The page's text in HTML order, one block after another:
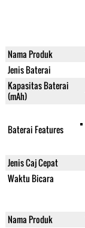
Nama Produk
Jenis Baterai
Kapasitas Baterai
(mAh)
Baterai Features
Jenis Caj Cepat
Waktu Bicara
Nama Produk